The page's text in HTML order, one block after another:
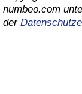
numbeo.com
derKriminalitäts-